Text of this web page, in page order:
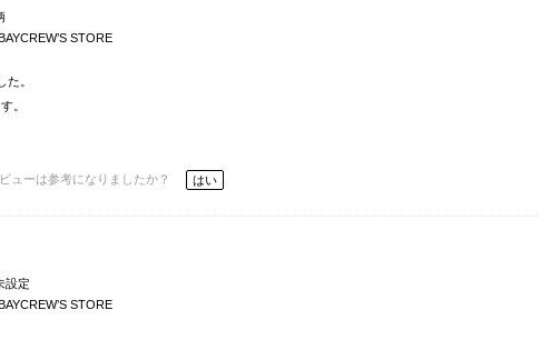
STORE
。
。
ューは参考になりましたか？ はい
設定
STORE